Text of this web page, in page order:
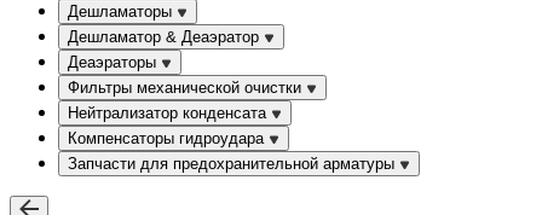
Дешламаторы
Дешламатор & Деаэратор
Деаэраторы
Фильтры механической очистки
Нейтрализатор конденсата
Компенсаторы гидроудара
Запчасти для предохранительной арматуры